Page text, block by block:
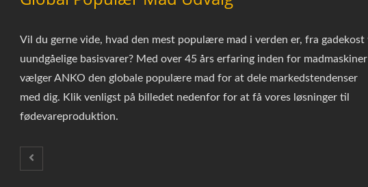
Vil du gerne vide, hvad den mest populære mad i verden er, fra gadekost
uundgåelige basisvarer? Med over 45 års erfaring inden for madmaskiner
vælger ANKO den globale populære mad for at dele markedstendenser
med dig. Klik venligst på billedet nedenfor for at få vores løsninger til
fødevareproduktion.